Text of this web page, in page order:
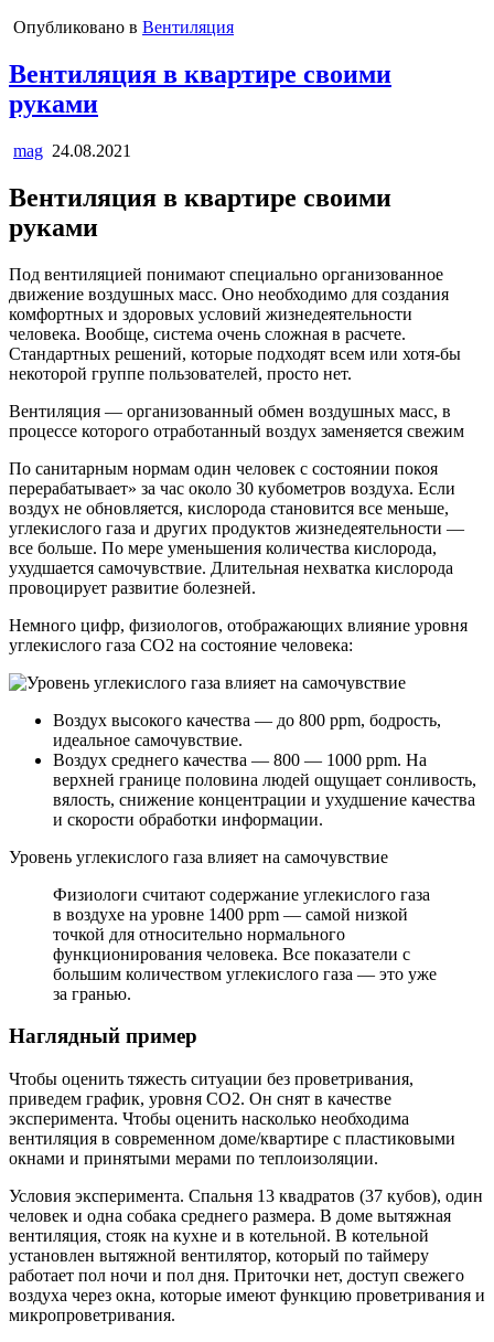
Опубликовано в Вентиляция
Вентиляция в квартире своими
руками
mag 24.08.2021
Вентиляция в квартире своими
руками
Под вентиляцией понимают специально организованное
движение воздушных масс. Оно необходимо для создания
комфортных и здоровых условий жизнедеятельности
человека. Вообще, система очень сложная в расчете.
Стандартных решений, которые подходят всем или хотя-бы
некоторой группе пользователей, просто нет.
Вентиляция — организованный обмен воздушных масс, в
процессе которого отработанный воздух заменяется свежим
По санитарным нормам один человек с состоянии покоя
перерабатывает» за час около 30 кубометров воздуха. Если
воздух не обновляется, кислорода становится все меньше,
углекислого газа и других продуктов жизнедеятельности —
все больше. По мере уменьшения количества кислорода,
ухудшается самочувствие. Длительная нехватка кислорода
провоцирует развитие болезней.
Немного цифр, физиологов, отображающих влияние уровня
углекислого газа CO2 на состояние человека:
Воздух высокого качества — до 800 ppm, бодрость,
идеальное самочувствие.
Воздух среднего качества — 800 — 1000 ppm. На
верхней границе половина людей ощущает сонливость,
вялость, снижение концентрации и ухудшение качества
и скорости обработки информации.
Уровень углекислого газа влияет на самочувствие
Физиологи считают содержание углекислого газа
в воздухе на уровне 1400 ppm — самой низкой
точкой для относительно нормального
функционирования человека. Все показатели с
большим количеством углекислого газа — это уже
за гранью.
Наглядный пример
Чтобы оценить тяжесть ситуации без проветривания,
приведем график, уровня CO2. Он снят в качестве
эксперимента. Чтобы оценить насколько необходима
вентиляция в современном доме/квартире с пластиковыми
окнами и принятыми мерами по теплоизоляции.
Условия эксперимента. Спальня 13 квадратов (37 кубов), один
человек и одна собака среднего размера. В доме вытяжная
вентиляция, стояк на кухне и в котельной. В котельной
установлен вытяжной вентилятор, который по таймеру
работает пол ночи и пол дня. Приточки нет, доступ свежего
воздуха через окна, которые имеют функцию проветривания и
микропроветривания.